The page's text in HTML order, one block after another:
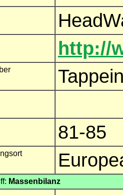
http://
81-85
Massenbilanz